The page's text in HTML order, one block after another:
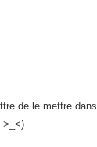
de le mettre dans
>_<)